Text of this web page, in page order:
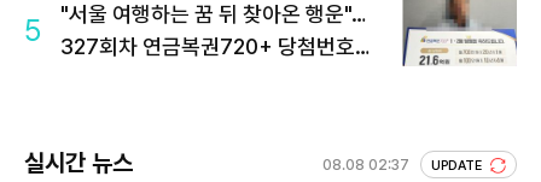
5
"서울 여행하는 꿈 뒤 찾아온 행운"…
327회차 연금복권720+ 당첨번호조
실시간 뉴스 08.08 02:37 UPDATE